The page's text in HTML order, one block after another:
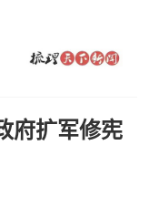
府扩军修宪